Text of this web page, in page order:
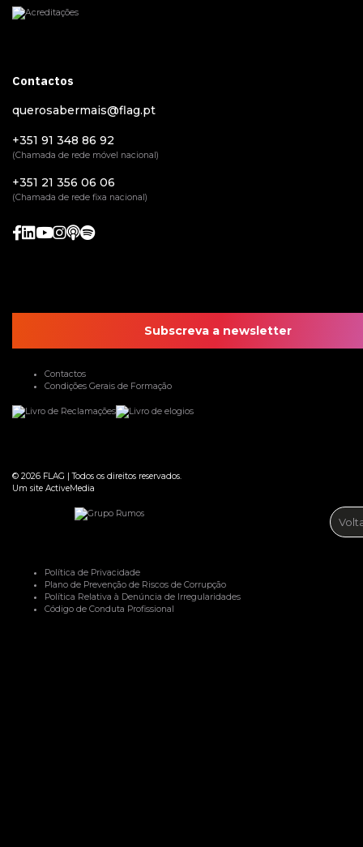
Contactos
querosabermais@flag.pt
+351 91 348 86 92
(Chamada de rede móvel nacional)
+351 21 356 06 06
(Chamada de rede fixa nacional)
Subscreva a newsletter
Contactos
Condições Gerais de Formação
© 2026 FLAG |Todos os direitos reservados.
Um site ActiveMedia
Política de Privacidade
Plano de Prevenção de Riscos de Corrupção
Política Relativa à Denúncia de Irregularidades
Código de Conduta Profissional